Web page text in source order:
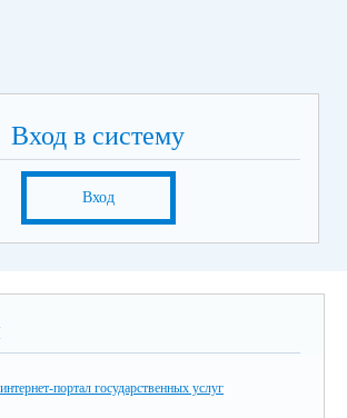
Вход в систему
Вход
портал государственных услуг